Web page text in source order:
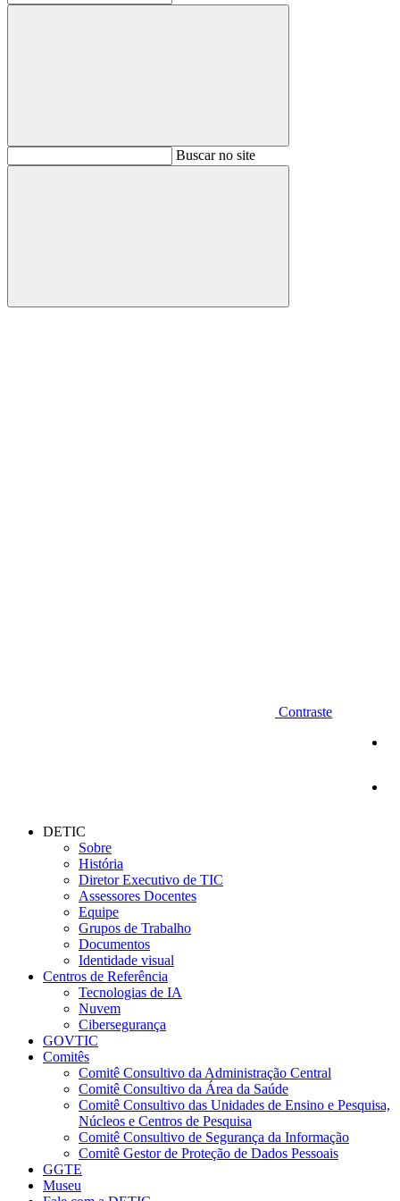
BuscarBuscar no site
Buscar
Contraste
DETIC
Sobre
História
Diretor Executivo de TIC
Assessores Docentes
Equipe
Grupos de Trabalho
Documentos
Identidade visual
Centros de Referência
Tecnologias de IA
Nuvem
Cibersegurança
GOVTIC
Comitês
Comitê Consultivo da Administração Central
Comitê Consultivo da Área da Saúde
Comitê Consultivo das Unidades de Ensino e Pesquisa,
Núcleos e Centros de Pesquisa
Comitê Consultivo de Segurança da Informação
Comitê Gestor de Proteção de Dados Pessoais
GGTE
Museu